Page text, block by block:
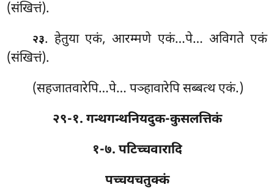
(संखित्तं).
२३. हेतुया एकं, आरम्मणे एकं…पे… अविगते एकं
(संखित्तं).
(सहजातवारेपि…पे… पञ्हावारेपि सब्बत्थ एकं.)
२९-१. गन्थगन्थनियदुक-कुसलत्तिकं
१-७. पटिच्चवारादि
पच्चयचतुक्कं